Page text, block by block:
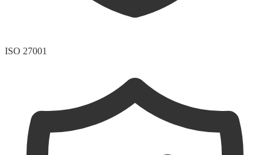
ISO 27001